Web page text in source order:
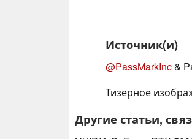
Источник(и)
@PassMarkInc&
Тизерное
Другие статьи,